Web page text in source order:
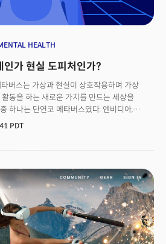
HEALTH
인가 현실 도피처인가?
버스는 가상과 현실이 상호작용하며 가상
동을 하는 새로운 가치를 만드는 세상을
하나는 단연코 메타버스였다. 엔비디아,
테크 기업이 메타버스 행렬에 적극 동참하고
. 하지만 SNS보다 한 수 위인 가상 세계 안
생활은 어떨까? 메타버스가 정신건강에 미칠
PDT